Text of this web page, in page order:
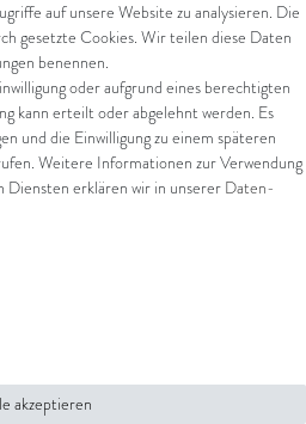
Versand
UPS
FedEx
auf unsere Website zu analysieren. Die
gesetzte Cookies. Wir teilen diese Daten
benennen.
oder aufgrund eines berechtigten
kann erteilt oder abgelehnt werden. Es
und die Einwilligung zu einem späteren
Weitere Informationen zur Verwendung
Diensten erklären wir in unserer Daten­
akzeptieren